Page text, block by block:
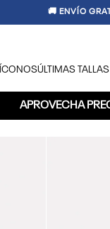
🚚 ENVÍO
ÍCONOSÚLTIMAS
APROVECHA